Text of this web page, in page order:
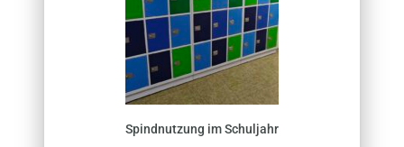
Spindnutzung im Schuljahr